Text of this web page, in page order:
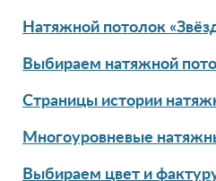
Натяжной потолок
Выбираем натяжной
Страницы истории
Многоуровневые
Выбираем цвет и